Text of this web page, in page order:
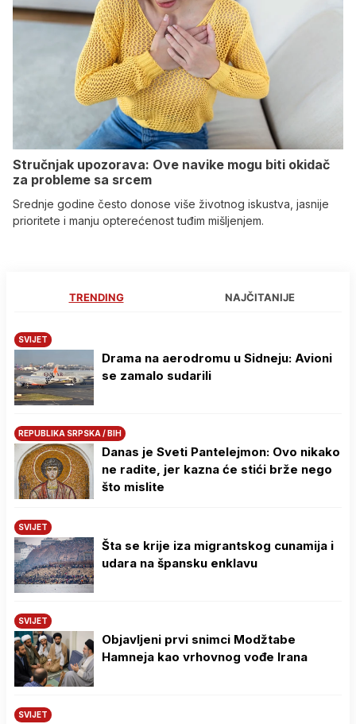
Stručnjak upozorava: Ove navike mogu biti okidač
za probleme sa srcem
Srednje godine često donose više životnog iskustva, jasnije
prioritete i manju opterećenost tuđim mišljenjem.
TRENDING NAJČITANIJE
SVIJET
Drama na aerodromu u Sidneju: Avioni
se zamalo sudarili
REPUBLIKA SRPSKA / BIH
Danas je Sveti Pantelejmon: Ovo nikako
ne radite, jer kazna će stići brže nego
što mislite
SVIJET
Šta se krije iza migrantskog cunamija i
udara na špansku enklavu
SVIJET
Objavljeni prvi snimci Modžtabe
Hamneja kao vrhovnog vođe Irana
SVIJET